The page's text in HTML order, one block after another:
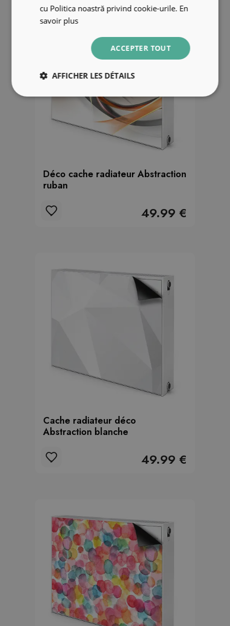
Déco cache radiateur Abstraction
ruban
49.99 €
Cache radiateur déco
Abstraction blanche
49.99 €
cu Politica noastră privind cookie-urile. En
savoir plus
ACCEPTER TOUT
AFFICHER LES DÉTAILS